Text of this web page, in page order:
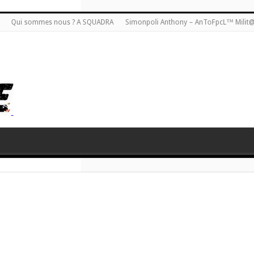
Qui sommes nous ? A SQUADRA Simonpoli Anthony – AnToFpcL™